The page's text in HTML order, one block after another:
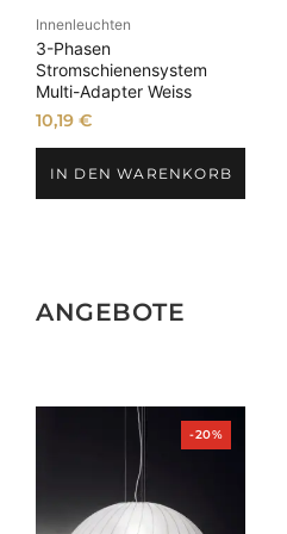
Innenleuchten
3-Phasen
Stromschienensystem
Multi-Adapter Weiss
10,19€
IN DEN WARENKORB
ANGEBOTE
-20%Produkt
im